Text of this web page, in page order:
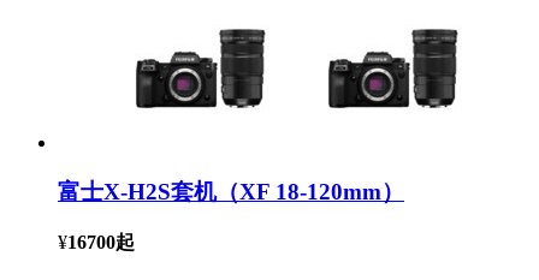
富士X-H2S套机（XF 18-120mm）
¥16700起